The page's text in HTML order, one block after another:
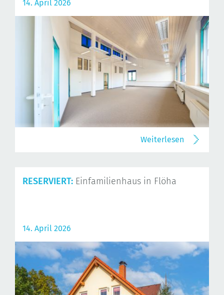
14. April 2026
Weiterlesen
RESERVIERT: Einfamilienhaus in Flöha
14. April 2026